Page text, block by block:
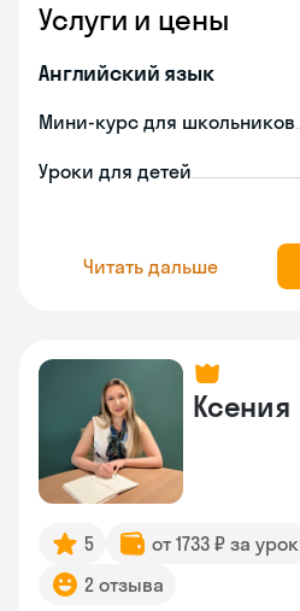
Услуги и цены
Английский язык
Мини-курс для школьников
Уроки для детей
Читать дальше
Ксения
5 от 1733 ₽ за урок
2 отзыва